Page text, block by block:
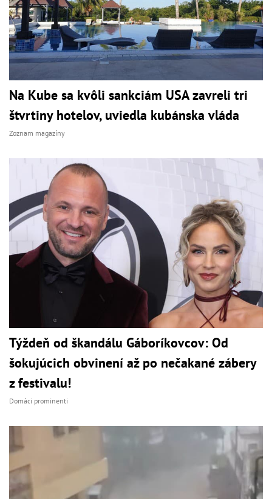
Na Kube sa kvôli sankciám USA zavreli tri
štvrtiny hotelov, uviedla kubánska vláda
Zoznam magazíny
Týždeň od škandálu Gáboríkovcov: Od
šokujúcich obvinení až po nečakané zábery
z festivalu!
Domáci prominenti